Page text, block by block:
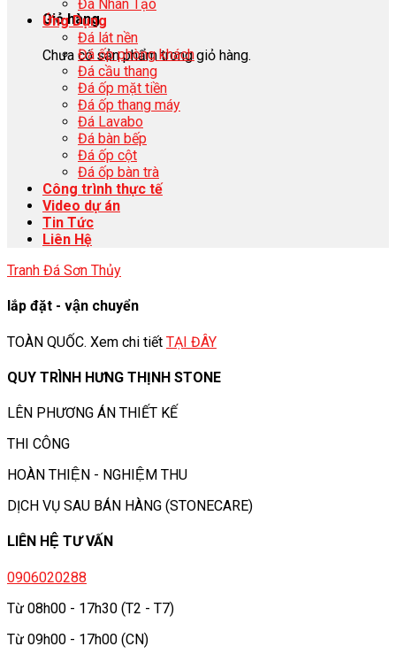
Giỏ hàng
Chưa có sản phẩm trong giỏ hàng.
Đá Nhân Tạo
Ứng Dụng
Đá lát nền
Đá ốp phòng khách
Đá cầu thang
Đá ốp mặt tiền
Đá ốp thang máy
Đá Lavabo
Đá bàn bếp
Đá ốp cột
Đá ốp bàn trà
Công trình thực tế
Video dự án
Tin Tức
Liên Hệ
Tranh Đá Sơn Thủy
lắp đặt - vận chuyển
TOÀN QUỐC. Xem chi tiết TẠI ĐÂY
QUY TRÌNH HƯNG THỊNH STONE
LÊN PHƯƠNG ÁN THIẾT KẾ
THI CÔNG
HOÀN THIỆN - NGHIỆM THU
DỊCH VỤ SAU BÁN HÀNG (STONECARE)
LIÊN HỆ TƯ VẤN
0906020288
Từ 08h00 - 17h30 (T2 - T7)
Từ 09h00 - 17h00 (CN)